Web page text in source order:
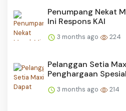
Penumpang Nekat
Ini Respons KAI
3 months ago 224
Pelanggan Setia
Penghargaan
3 months ago 214